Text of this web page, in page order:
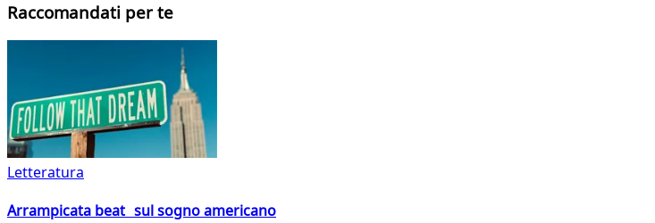
Raccomandati per te
Letteratura
Arrampicata beat sul sogno americano